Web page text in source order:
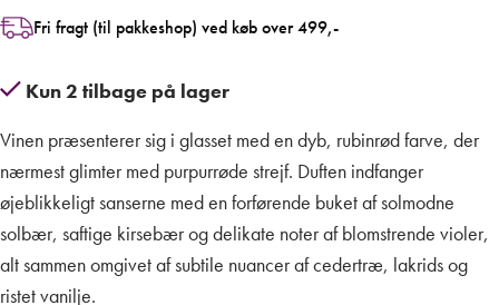
Fri fragt (til pakkeshop) ved køb over 499,-
Kun 2 tilbage på lager
Vinen præsenterer sig i glasset med en dyb, rubinrød farve, der
nærmest glimter med purpurrøde strejf. Duften indfanger
øjeblikkeligt sanserne med en forførende buket af solmodne
solbær, saftige kirsebær og delikate noter af blomstrende violer,
alt sammen omgivet af subtile nuancer af cedertræ, lakrids og
ristet vanilje.